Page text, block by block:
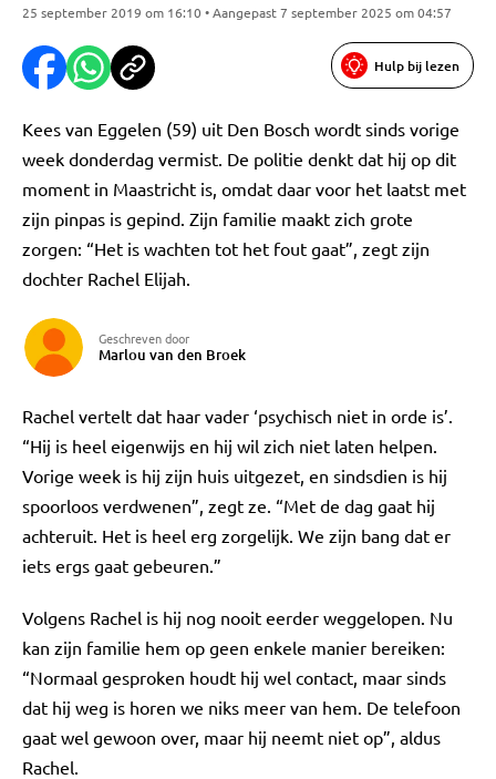
25 september 2019 om 16:10 • Aangepast 7 september 2025 om 04:57
Hulp bij lezen
Kees van Eggelen (59) uit Den Bosch wordt sinds vorige
week donderdag vermist. De politie denkt dat hij op dit
moment in Maastricht is, omdat daar voor het laatst met
zijn pinpas is gepind. Zijn familie maakt zich grote
zorgen: “Het is wachten tot het fout gaat”, zegt zijn
dochter Rachel Elijah.
Geschreven door
Marlou van den Broek
Rachel vertelt dat haar vader ‘psychisch niet in orde is’.
“Hij is heel eigenwijs en hij wil zich niet laten helpen.
Vorige week is hij zijn huis uitgezet, en sindsdien is hij
spoorloos verdwenen”, zegt ze. “Met de dag gaat hij
achteruit. Het is heel erg zorgelijk. We zijn bang dat er
iets ergs gaat gebeuren.”
Volgens Rachel is hij nog nooit eerder weggelopen. Nu
kan zijn familie hem op geen enkele manier bereiken:
“Normaal gesproken houdt hij wel contact, maar sinds
dat hij weg is horen we niks meer van hem. De telefoon
gaat wel gewoon over, maar hij neemt niet op”, aldus
Rachel.